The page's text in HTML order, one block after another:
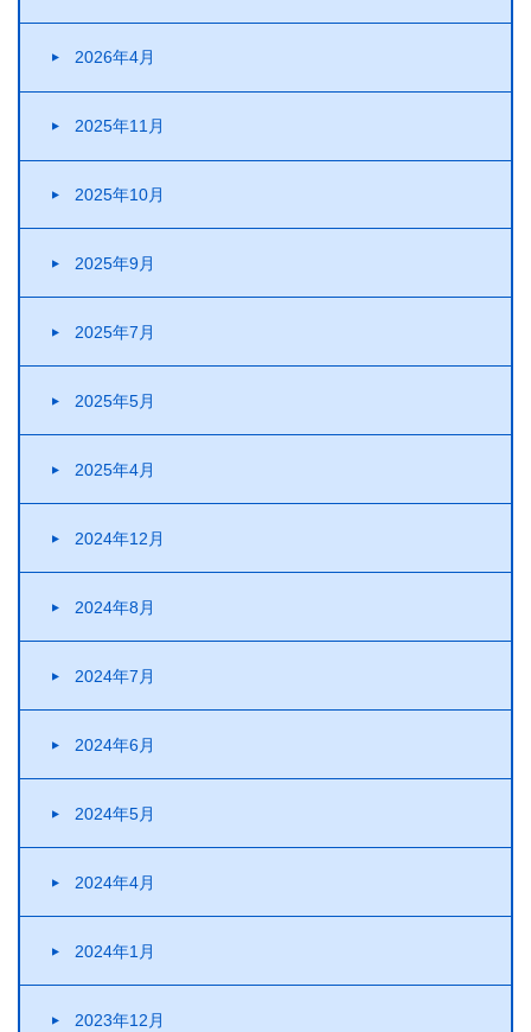
2026年4月
2025年11月
2025年10月
2025年9月
2025年7月
2025年5月
2025年4月
2024年12月
2024年8月
2024年7月
2024年6月
2024年5月
2024年4月
2024年1月
2023年12月